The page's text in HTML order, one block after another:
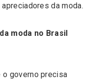
da moda.
moda no Brasil
o governo precisa